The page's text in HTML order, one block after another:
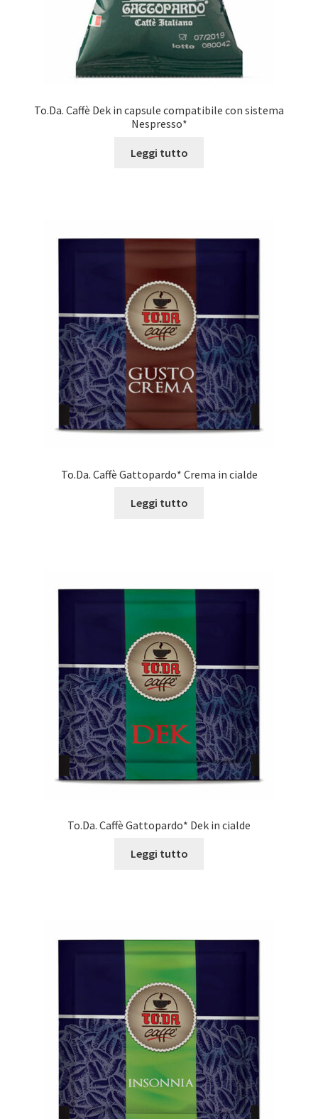
To.Da. Caffè Dek in capsule compatibile con sistema
Nespresso*
Leggi tutto
To.Da. Caffè Gattopardo* Crema in cialde
Leggi tutto
To.Da. Caffè Gattopardo* Dek in cialde
Leggi tutto